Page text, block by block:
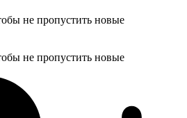
не пропустить новые
не пропустить новые